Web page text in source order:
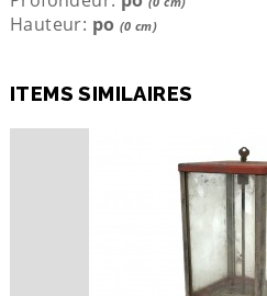
Hauteur: po (0 cm)
ITEMS SIMILAIRES